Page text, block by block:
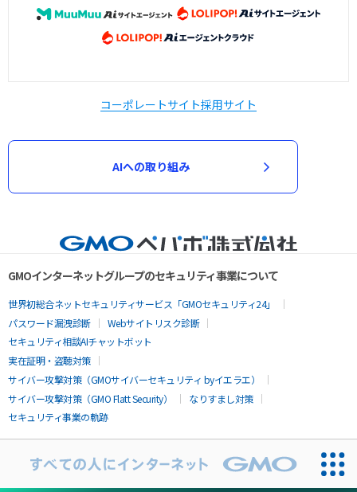
コーポレートサイト採用サイト
AIへの取り組み
GMOインターネットグループのセキュリティ事業について
世界初総合ネットセキュリティサービス「GMOセキュリティ24」
パスワード漏洩診断
Webサイトリスク診断
セキュリティ相談AIチャットボット
実在証明・盗聴対策
サイバー攻撃対策（GMOサイバーセキュリティ byイエラエ）
サイバー攻撃対策（GMO Flatt Security）
なりすまし対策
セキュリティ事業の軌跡